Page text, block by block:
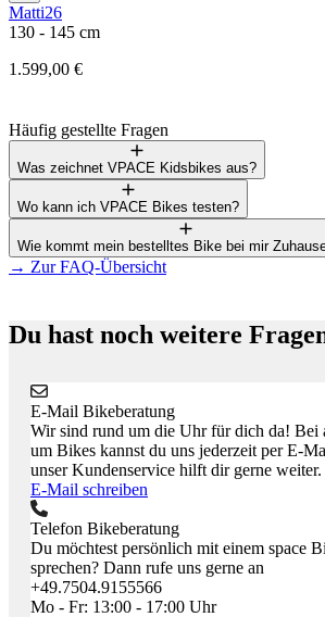
Matti26
130 - 145 cm
1.599,00 €
Häufig gestellte Fragen
Was zeichnet VPACE Kidsbikes aus?
Wo kann ich VPACE Bikes testen?
Wie kommt mein bestelltes Bike bei mir
→ Zur FAQ-Übersicht
Du hast noch weitere
E-Mail Bikeberatung
Wir sind rund um die Uhr für dich da! Bei
um Bikes kannst du uns jederzeit per E-
unser Kundenservice hilft dir gerne weiter.
E-Mail schreiben
Telefon Bikeberatung
Du möchtest persönlich mit einem space
sprechen? Dann rufe uns gerne an
+49.7504.9155566
Mo - Fr: 13:00 - 17:00 Uhr